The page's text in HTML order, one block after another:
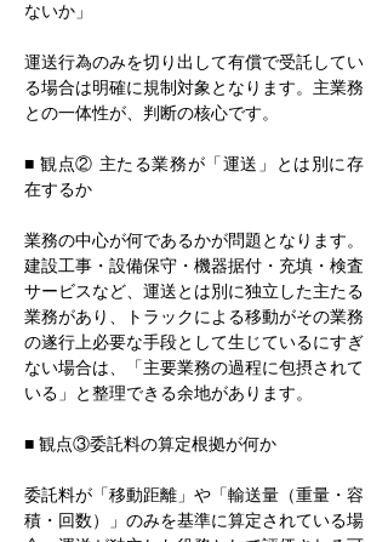
ないか」
運送行為のみを切り出して有償で受託してい
る場合は明確に規制対象となります。主業務
との一体性が、判断の核心です。
■ 観点② 主たる業務が「運送」とは別に存
在するか
業務の中心が何であるかが問題となります。
建設工事・設備保守・機器据付・充填・検査
サービスなど、運送とは別に独立した主たる
業務があり、トラックによる移動がその業務
の遂行上必要な手段として生じているにすぎ
ない場合は、「主要業務の過程に包摂されて
いる」と整理できる余地があります。
■ 観点③委託料の算定根拠が何か
委託料が「移動距離」や「輸送量（重量・容
積・回数）」のみを基準に算定されている場